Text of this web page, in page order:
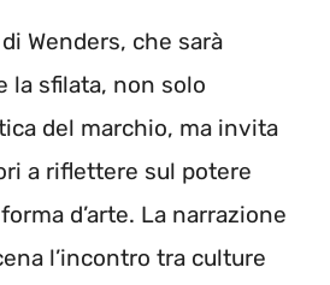
Wenders, che sarà
la sfilata, non solo
del marchio, ma invita
a riflettere sul potere
d’arte. La narrazione
l’incontro tra culture